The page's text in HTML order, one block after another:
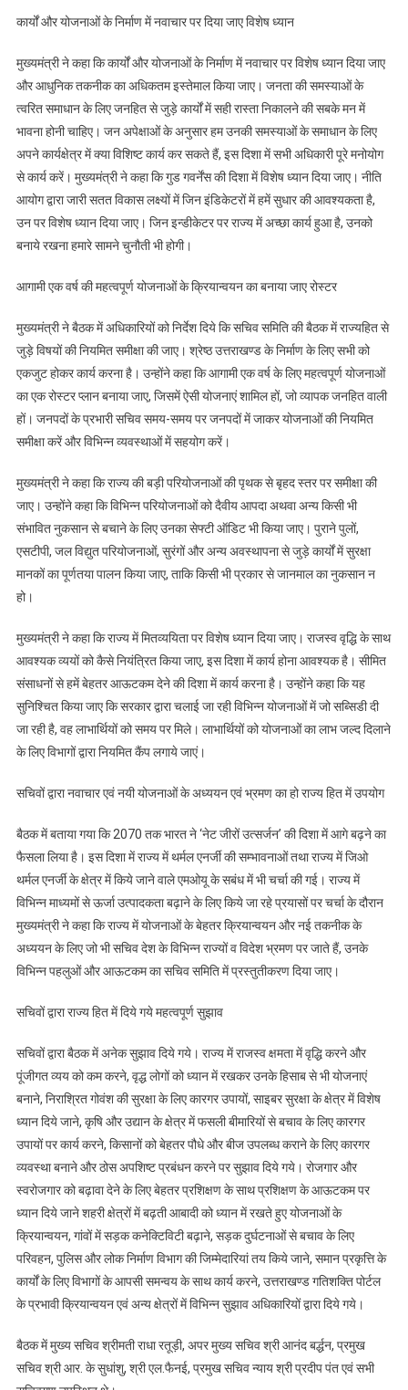
कार्यों और योजनाओं के निर्माण में नवाचार पर दिया जाए विशेष ध्यान
मुख्यमंत्री ने कहा कि कार्यों और योजनाओं के निर्माण में नवाचार पर विशेष ध्यान दिया जाए
और आधुनिक तकनीक का अधिकतम इस्तेमाल किया जाए। जनता की समस्याओं के
त्वरित समाधान के लिए जनहित से जुड़े कार्यों में सही रास्ता निकालने की सबके मन में
भावना होनी चाहिए। जन अपेक्षाओं के अनुसार हम उनकी समस्याओं के समाधान के लिए
अपने कार्यक्षेत्र में क्या विशिष्ट कार्य कर सकते हैं, इस दिशा में सभी अधिकारी पूरे मनोयोग
से कार्य करें। मुख्यमंत्री ने कहा कि गुड गवर्नेंस की दिशा में विशेष ध्यान दिया जाए। नीति
आयोग द्वारा जारी सतत विकास लक्ष्यों में जिन इंडिकेटरों में हमें सुधार की आवश्यकता है,
उन पर विशेष ध्यान दिया जाए। जिन इन्डीकेटर पर राज्य में अच्छा कार्य हुआ है, उनको
बनाये रखना हमारे सामने चुनौती भी होगी।
आगामी एक वर्ष की महत्वपूर्ण योजनाओं के क्रियान्वयन का बनाया जाए रोस्टर
मुख्यमंत्री ने बैठक में अधिकारियों को निर्देश दिये कि सचिव समिति की बैठक में राज्यहित से
जुड़े विषयों की नियमित समीक्षा की जाए। श्रेष्ठ उत्तराखण्ड के निर्माण के लिए सभी को
एकजुट होकर कार्य करना है। उन्होंने कहा कि आगामी एक वर्ष के लिए महत्वपूर्ण योजनाओं
का एक रोस्टर प्लान बनाया जाए, जिसमें ऐसी योजनाएं शामिल हों, जो व्यापक जनहित वाली
हों। जनपदों के प्रभारी सचिव समय-समय पर जनपदों में जाकर योजनाओं की नियमित
समीक्षा करें और विभिन्न व्यवस्थाओं में सहयोग करें।
मुख्यमंत्री ने कहा कि राज्य की बड़ी परियोजनाओं की पृथक से बृहद स्तर पर समीक्षा की
जाए। उन्होंने कहा कि विभिन्न परियोजनाओं को दैवीय आपदा अथवा अन्य किसी भी
संभावित नुकसान से बचाने के लिए उनका सेफ्टी ऑडिट भी किया जाए। पुराने पुलों,
एसटीपी, जल विद्युत परियोजनाओं, सुरंगों और अन्य अवस्थापना से जुड़े कार्यों में सुरक्षा
मानकों का पूर्णतया पालन किया जाए, ताकि किसी भी प्रकार से जानमाल का नुकसान न
हो।
मुख्यमंत्री ने कहा कि राज्य में मितव्ययिता पर विशेष ध्यान दिया जाए। राजस्व वृद्धि के साथ
आवश्यक व्ययों को कैसे नियंत्रित किया जाए, इस दिशा में कार्य होना आवश्यक है। सीमित
संसाधनों से हमें बेहतर आऊटकम देने की दिशा में कार्य करना है। उन्होंने कहा कि यह
सुनिश्चित किया जाए कि सरकार द्वारा चलाई जा रही विभिन्न योजनाओं में जो सब्सिडी दी
जा रही है, वह लाभार्थियों को समय पर मिले। लाभार्थियों को योजनाओं का लाभ जल्द दिलाने
के लिए विभागों द्वारा नियमित कैंप लगाये जाएं।
सचिवों द्वारा नवाचार एवं नयी योजनाओं के अध्ययन एवं भ्रमण का हो राज्य हित में उपयोग
बैठक में बताया गया कि 2070 तक भारत ने ‘नेट जीरों उत्सर्जन’ की दिशा में आगे बढ़ने का
फैसला लिया है। इस दिशा में राज्य में थर्मल एनर्जी की सम्भावनाओं तथा राज्य में जिओ
थर्मल एनर्जी के क्षेत्र में किये जाने वाले एमओयू के सबंध में भी चर्चा की गई। राज्य में
विभिन्न माध्यमों से ऊर्जा उत्पादकता बढ़ाने के लिए किये जा रहे प्रयासों पर चर्चा के दौरान
मुख्यमंत्री ने कहा कि राज्य में योजनाओं के बेहतर क्रियान्वयन और नई तकनीक के
अध्ययन के लिए जो भी सचिव देश के विभिन्न राज्यों व विदेश भ्रमण पर जाते हैं, उनके
विभिन्न पहलुओं और आऊटकम का सचिव समिति में प्रस्तुतीकरण दिया जाए।
सचिवों द्वारा राज्य हित में दिये गये महत्वपूर्ण सुझाव
सचिवों द्वारा बैठक में अनेक सुझाव दिये गये। राज्य में राजस्व क्षमता में वृद्धि करने और
पूंजीगत व्यय को कम करने, वृद्ध लोगों को ध्यान में रखकर उनके हिसाब से भी योजनाएं
बनाने, निराश्रित गोवंश की सुरक्षा के लिए कारगर उपायों, साइबर सुरक्षा के क्षेत्र में विशेष
ध्यान दिये जाने, कृषि और उद्यान के क्षेत्र में फसली बीमारियों से बचाव के लिए कारगर
उपायों पर कार्य करने, किसानों को बेहतर पौधे और बीज उपलब्ध कराने के लिए कारगर
व्यवस्था बनाने और ठोस अपशिष्ट प्रबंधन करने पर सुझाव दिये गये। रोजगार और
स्वरोजगार को बढ़ावा देने के लिए बेहतर प्रशिक्षण के साथ प्रशिक्षण के आऊटकम पर
ध्यान दिये जाने शहरी क्षेत्रों में बढ़ती आबादी को ध्यान में रखते हुए योजनाओं के
क्रियान्वयन, गांवों में सड़क कनेक्टिविटी बढ़ाने, सड़क दुर्घटनाओं से बचाव के लिए
परिवहन, पुलिस और लोक निर्माण विभाग की जिम्मेदारियां तय किये जाने, समान प्रकृत्ति के
कार्यों के लिए विभागों के आपसी समन्वय के साथ कार्य करने, उत्तराखण्ड गतिशक्ति पोर्टल
के प्रभावी क्रियान्वयन एवं अन्य क्षेत्रों में विभिन्न सुझाव अधिकारियों द्वारा दिये गये।
बैठक में मुख्य सचिव श्रीमती राधा रतूड़ी, अपर मुख्य सचिव श्री आनंद बर्द्धन, प्रमुख
सचिव श्री आर. के सुधांशु, श्री एल.फैनई, प्रमुख सचिव न्याय श्री प्रदीप पंत एवं सभी